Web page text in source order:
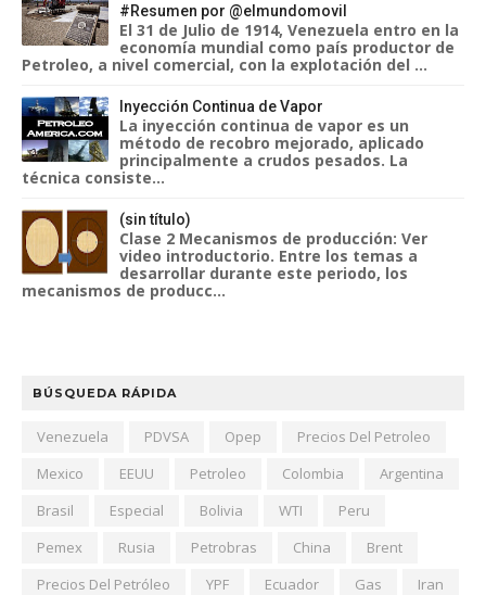
#Resumen por @elmundomovil
El 31 de Julio de 1914, Venezuela entro en la
economía mundial como país productor de
Petroleo, a nivel comercial, con la explotación del ...
Inyección Continua de Vapor
La inyección continua de vapor es un
método de recobro mejorado, aplicado
principalmente a crudos pesados. La
técnica consiste...
(sin título)
Clase 2 Mecanismos de producción: Ver
video introductorio. Entre los temas a
desarrollar durante este periodo, los
mecanismos de producc...
BÚSQUEDA RÁPIDA
Venezuela PDVSA Opep
Precios Del Petroleo
Mexico
EEUU Petroleo Colombia
Argentina
Brasil
Especial Bolivia WTI
Peru
Pemex
Rusia Petrobras China
Brent
Precios Del Petróleo
YPF Ecuador Gas
Iran